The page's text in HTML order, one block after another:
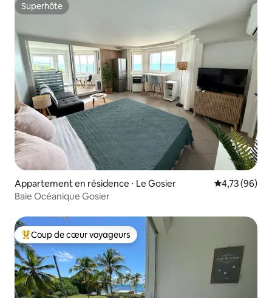
Superhôte
Superhôte
Appartement en résidence ⋅ Le Gosier Évaluation
4,73 (96)
Baie Océanique Gosier
Coups de cœur voyageurs les plus appréciés
Coup de cœur voyageurs